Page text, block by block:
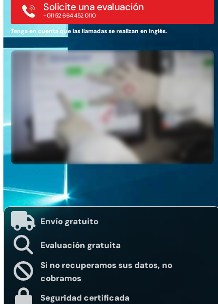
Solicite una evaluación
+011 52 664 452 0110
Tenga en cuenta que las llamadas se realizan en inglés.
Envío gratuito
Evaluación gratuita
Si no recuperamos sus datos, no
cobramos
Seguridad certificada